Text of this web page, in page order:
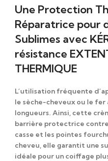
Une Protection
Réparatrice pour
Sublimes avec
résistance
THERMIQUE
L’utilisation fréquente
le sèche-cheveux ou le
longueurs. Ainsi, cette
barrière protectrice
casse et les pointes
cheveu, elle garantit une
idéale pour un coiffage